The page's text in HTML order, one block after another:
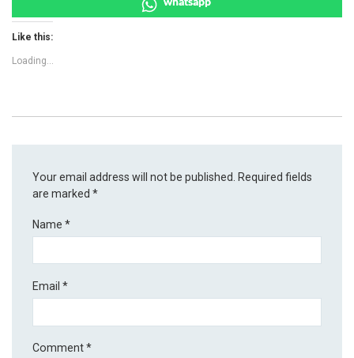
Like this:
Loading...
Your email address will not be published.
Required fields
are marked*
Name*
Email*
Comment*